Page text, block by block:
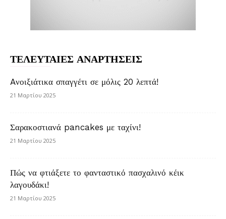
ΤΕΛΕΥΤΑΙΕΣ ΑΝΑΡΤΗΣΕΙΣ
Aνοιξιάτικα σπαγγέτι σε μόλις 20 λεπτά!
21 Μαρτίου 2025
Σαρακοστιανά pancakes με ταχίνι!
21 Μαρτίου 2025
Πώς να φτιάξετε το φανταστικό πασχαλινό κέικ
λαγουδάκι!
21 Μαρτίου 2025